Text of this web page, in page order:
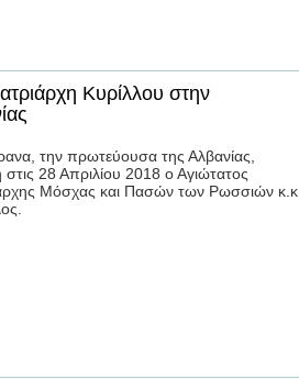
Κυρίλλου στην
την πρωτεύουσα της Αλβανίας,
στις 28 Απριλίου 2018 ο Αγιώτατος
Μόσχας και Πασών των Ρωσσιών κ.κ.